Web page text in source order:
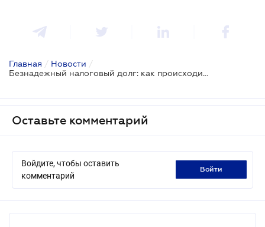
Главная / Новости /
Безнадежный налоговый долг: как происходит списание по форс-мажорным обстоятельствам
Оставьте комментарий
Войдите, чтобы оставить
комментарий
войти